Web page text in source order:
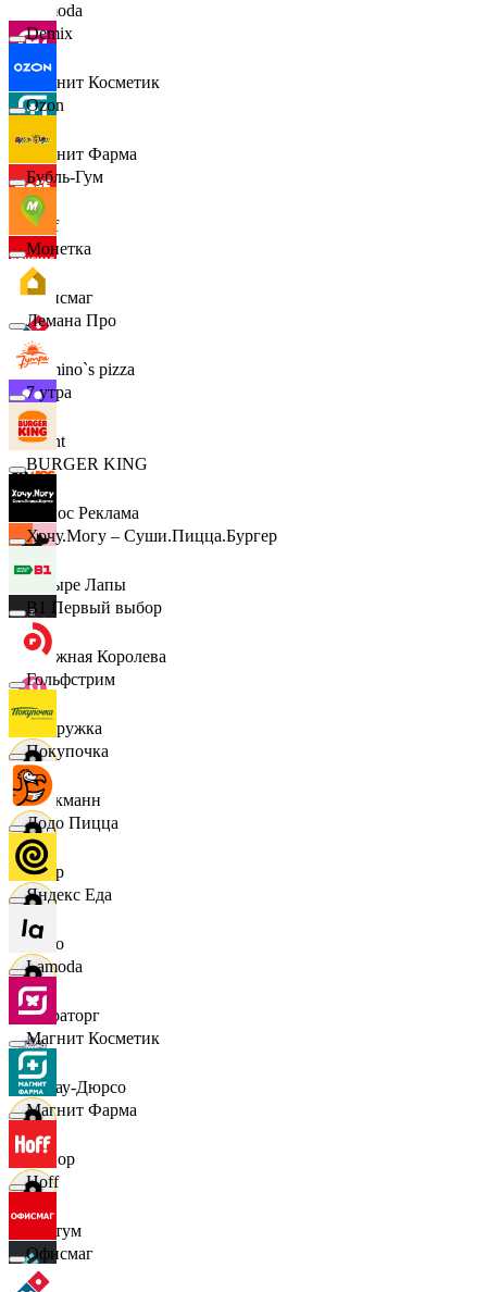
Lamoda
Магнит Косметик
Магнит Фарма
Hoff
Офисмаг
Domino`s pizza
Urent
Эдмос Реклама
Четыре Лапы
Снежная Королева
Подружка
Стокманн
Cпар
demo
Мираторг
Абрау-Дюрсо
Авиор
Альтум
Demix
Ozon
Бубль-Гум
Монетка
Лемана Про
7 утра
BURGER KING
Хочу.Могу – Суши.Пицца.Бургер
B1 Первый выбор
Гольфстрим
Покупочка
Додо Пицца
Яндекс Еда
Lamoda
Магнит Косметик
Магнит Фарма
Hoff
Офисмаг